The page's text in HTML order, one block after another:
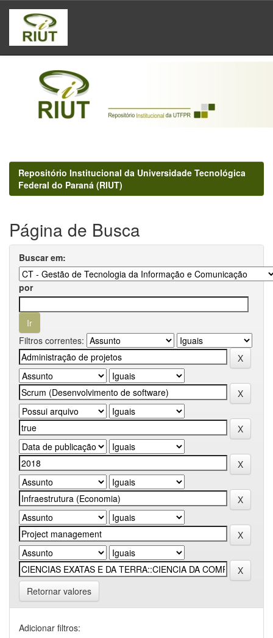
Skip
navigation
Repositório Institucional da Universidade Tecnológica
Federal do Paraná (RIUT)
Página de Busca
Buscar em:
por
Filtros correntes:
Retornar valores
Adicionar filtros: